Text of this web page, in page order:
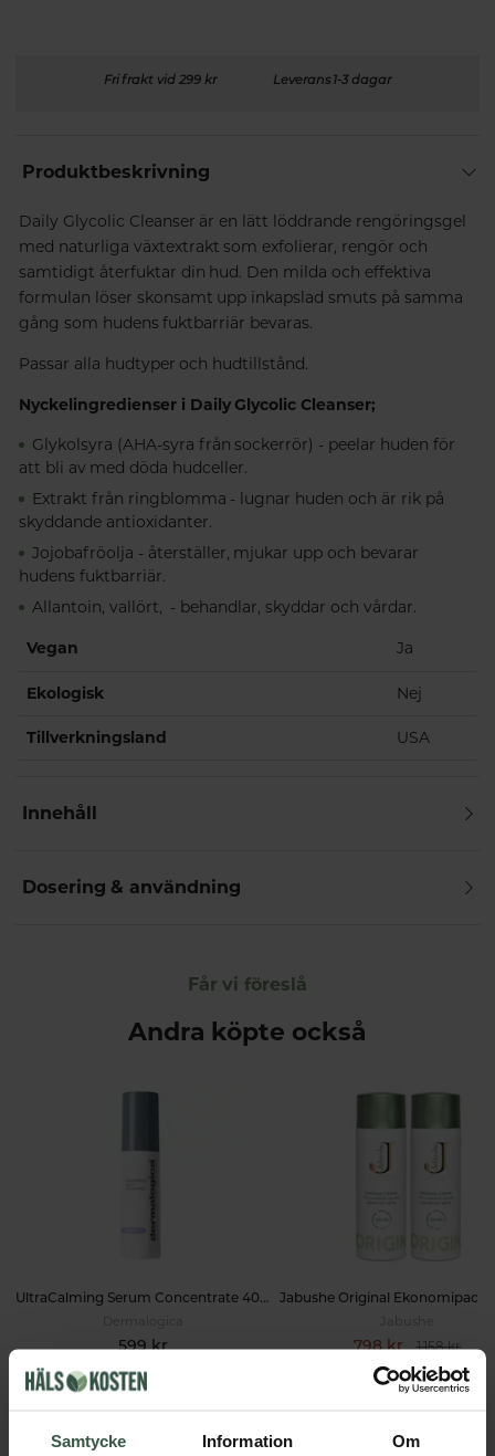
Samtycke Information Om
Fri frakt vid 299 kr Leverans 1-3 dagar
Produktbeskrivning
Daily Glycolic Cleanser är en lätt löddrande rengöringsgel
med naturliga växtextrakt som exfolierar, rengör och
samtidigt återfuktar din hud. Den milda och effektiva
formulan löser skonsamt upp inkapslad smuts på samma
gång som hudens fuktbarriär bevaras.
Passar alla hudtyper och hudtillstånd.
Nyckelingredienser i Daily Glycolic Cleanser;
Glykolsyra (AHA-syra från sockerrör) - peelar huden för
att bli av med döda hudceller.
Extrakt från ringblomma - lugnar huden och är rik på
skyddande antioxidanter.
Jojobafröolja - återställer, mjukar upp och bevarar
hudens fuktbarriär.
Allantoin, vallört, - behandlar, skyddar och vårdar.
Vegan Ja
Ekologisk Nej
Tillverkningsland USA
Innehåll
Dosering & användning
Får vi föreslå
Andra köpte också
UltraCalming Serum Concentrate 40ml
599 kr
LÄGG I VARUKORGEN
798 kr 1 158 kr
LÄGG I VARUKORGEN